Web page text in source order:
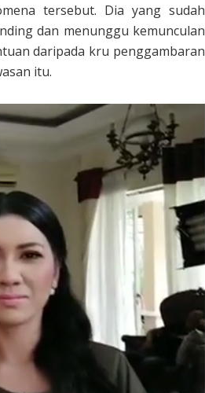
tersebut. Dia yang sudah
dan menunggu kemunculan
daripada kru penggambaran
itu.